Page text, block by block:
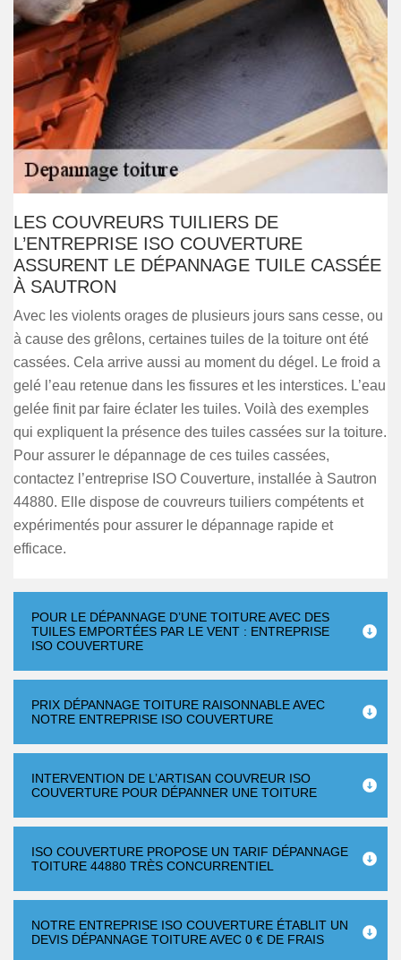
LES COUVREURS TUILIERS DE
L’ENTREPRISE ISO COUVERTURE
ASSURENT LE DÉPANNAGE TUILE CASSÉE
À SAUTRON
Avec les violents orages de plusieurs jours sans cesse, ou
à cause des grêlons, certaines tuiles de la toiture ont été
cassées. Cela arrive aussi au moment du dégel. Le froid a
gelé l’eau retenue dans les fissures et les interstices. L’eau
gelée finit par faire éclater les tuiles. Voilà des exemples
qui expliquent la présence des tuiles cassées sur la toiture.
Pour assurer le dépannage de ces tuiles cassées,
contactez l’entreprise ISO Couverture, installée à Sautron
44880. Elle dispose de couvreurs tuiliers compétents et
expérimentés pour assurer le dépannage rapide et
efficace.
POUR LE DÉPANNAGE D’UNE TOITURE AVEC DES
TUILES EMPORTÉES PAR LE VENT : ENTREPRISE
ISO COUVERTURE
PRIX DÉPANNAGE TOITURE RAISONNABLE AVEC
NOTRE ENTREPRISE ISO COUVERTURE
INTERVENTION DE L’ARTISAN COUVREUR ISO
COUVERTURE POUR DÉPANNER UNE TOITURE
ISO COUVERTURE PROPOSE UN TARIF DÉPANNAGE
TOITURE 44880 TRÈS CONCURRENTIEL
NOTRE ENTREPRISE ISO COUVERTURE ÉTABLIT UN
DEVIS DÉPANNAGE TOITURE AVEC 0 € DE FRAIS